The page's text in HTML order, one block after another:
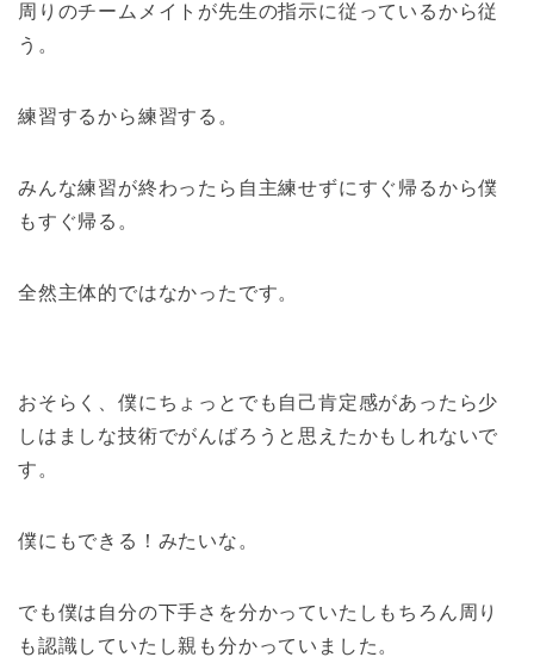
周りのチームメイトが先生の指示に従っているから従
う。
練習するから練習する。
みんな練習が終わったら自主練せずにすぐ帰るから僕
もすぐ帰る。
全然主体的ではなかったです。
おそらく、僕にちょっとでも自己肯定感があったら少
しはましな技術でがんばろうと思えたかもしれないで
す。
僕にもできる！みたいな。
でも僕は自分の下手さを分かっていたしもちろん周り
も認識していたし親も分かっていました。